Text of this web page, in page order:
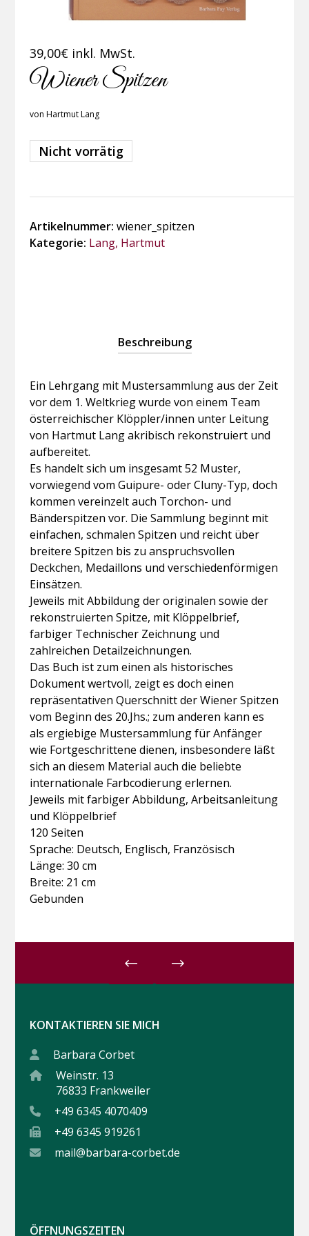
39,00€ inkl. MwSt.
Wiener Spitzen
von Hartmut Lang
Nicht vorrätig
Artikelnummer: wiener_spitzen
Kategorie: Lang, Hartmut
Beschreibung
Ein Lehrgang mit Mustersammlung aus der Zeit
vor dem 1. Weltkrieg wurde von einem Team
österreichischer Klöppler/innen unter Leitung
von Hartmut Lang akribisch rekonstruiert und
aufbereitet.
Es handelt sich um insgesamt 52 Muster,
vorwiegend vom Guipure- oder Cluny-Typ, doch
kommen vereinzelt auch Torchon- und
Bänderspitzen vor. Die Sammlung beginnt mit
einfachen, schmalen Spitzen und reicht über
breitere Spitzen bis zu anspruchsvollen
Deckchen, Medaillons und verschiedenförmigen
Einsätzen.
Jeweils mit Abbildung der originalen sowie der
rekonstruierten Spitze, mit Klöppelbrief,
farbiger Technischer Zeichnung und
zahlreichen Detailzeichnungen.
Das Buch ist zum einen als historisches
Dokument wertvoll, zeigt es doch einen
repräsentativen Querschnitt der Wiener Spitzen
vom Beginn des 20.Jhs.; zum anderen kann es
als ergiebige Mustersammlung für Anfänger
wie Fortgeschrittene dienen, insbesondere läßt
sich an diesem Material auch die beliebte
internationale Farbcodierung erlernen.
Jeweils mit farbiger Abbildung, Arbeitsanleitung
und Klöppelbrief
120 Seiten
Sprache: Deutsch, Englisch, Französisch
Länge: 30 cm
Breite: 21 cm
Gebunden
KONTAKTIEREN SIE MICH
Barbara Corbet
Weinstr. 13
76833 Frankweiler
+49 6345 4070409
+49 6345 919261
mail@barbara-corbet.de
ÖFFNUNGSZEITEN